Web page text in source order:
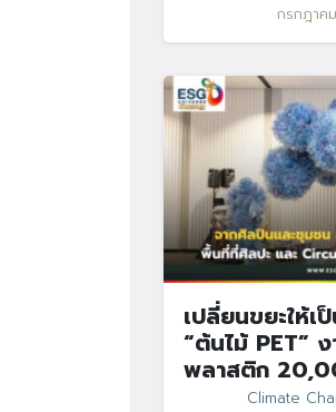
กรกฎาค
เปลี่ยนขยะให้เ
“ต้นไม้ PET”
พลาสติก
Climate